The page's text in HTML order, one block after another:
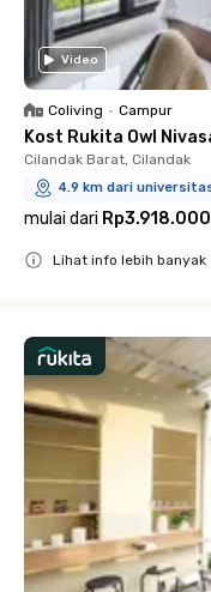
Video
Coliving • Campur
Kost Rukita Owl
Cilandak Barat, Cilandak
4.9 km dari
mulai dari Rp3.918.000
Lihat info lebih banyak